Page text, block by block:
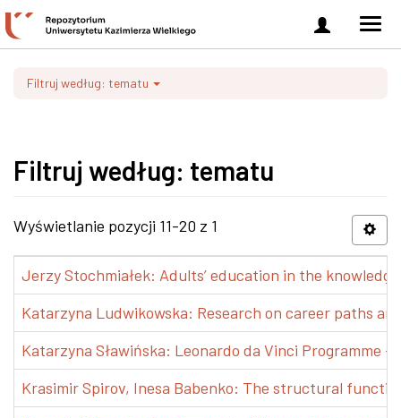
Zaloguj
się
Filtruj według: tematu
Filtruj według: tematu
Wyświetlanie pozycji 11-20 z 1
Jerzy Stochmiałek: Adults’ education in the
Katarzyna Ludwikowska: Research on career paths
Katarzyna Sławińska: Leonardo da Vinci Programme
Krasimir Spirov, Inesa Babenko: The structural